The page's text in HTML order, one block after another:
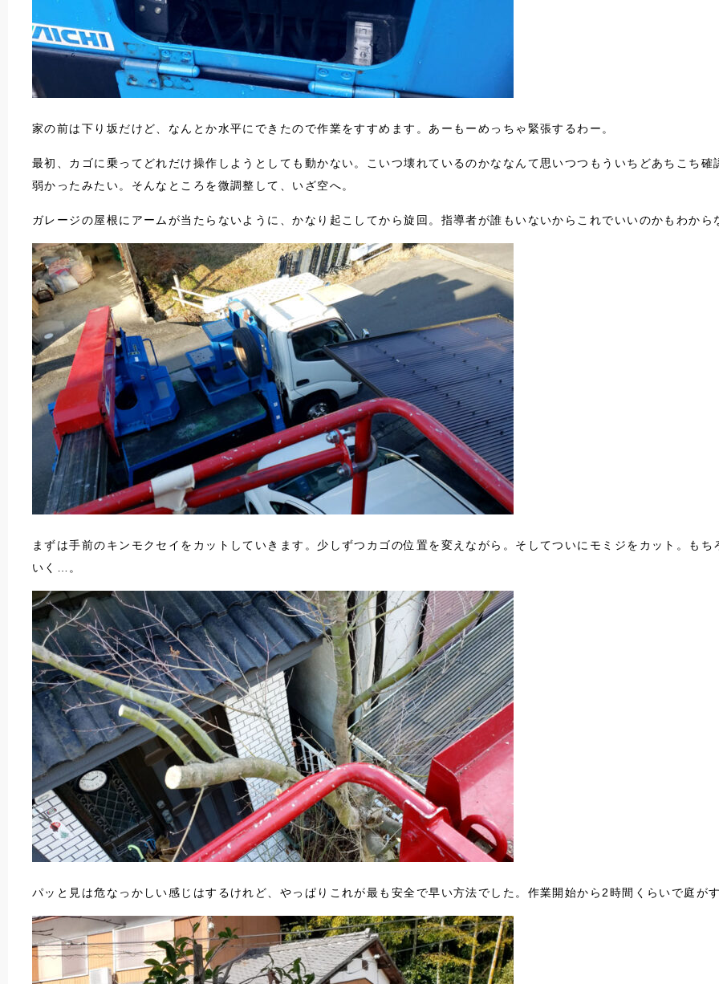
家の前は下り坂だけど、なんとか水平にできたので作業をすすめます。あーもーめっちゃ緊張するわー。
最初、カゴに乗ってどれだけ操作しようとしても動かない。こいつ壊れているのかななんて思いつつもういちどあちこち
弱かったみたい。そんなところを微調整して、いざ空へ。
ガレージの屋根にアームが当たらないように、かなり起こしてから旋回。指導者が誰もいないからこれでいいのかもわから
まずは手前のキンモクセイをカットしていきます。少しずつカゴの位置を変えながら。そしてついにモミジをカット。も
いく…。
パッと見は危なっかしい感じはするけれど、やっぱりこれが最も安全で早い方法でした。作業開始から2時間くらいで庭が